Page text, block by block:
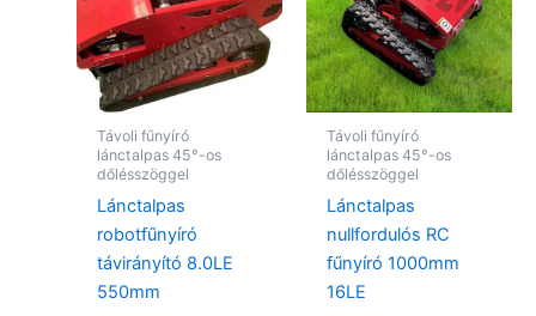
Távoli fűnyíró
lánctalpas 45°-os
dőlésszöggel
Lánctalpas
robotfűnyíró
távirányító 8.0LE
550mm
több
variációja
van.
A
a
termékoldalon
Távoli fűnyíró
lánctalpas 45°-os
dőlésszöggel
Lánctalpas
nullfordulós RC
fűnyíró 1000mm
16LE
több
variációja
van.
A
a
ki